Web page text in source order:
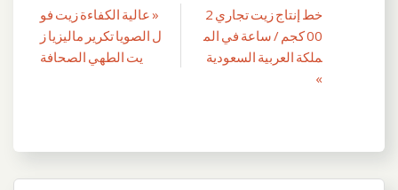
تصفّح
المقالات
« عالية الكفاءة زيت فو
ل الصويا تكرير ماليزيا ز
يت الطهي الصحافة
خط إنتاج زيت تجاري 2
00 كجم / ساعة في الم
ملكة العربية السعودية
»